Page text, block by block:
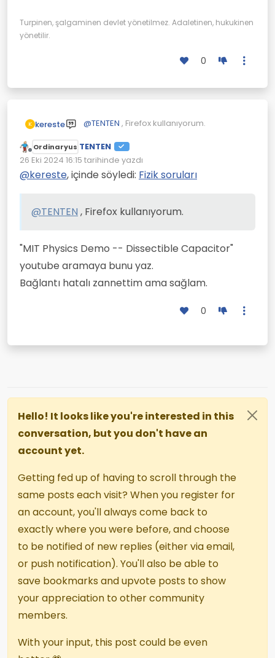
açılıyor.
Turpinen, şalgaminen devlet yönetilmez. Adaletinen, hukukinen
yönetilir.
0
K kereste @TENTEN , Firefox kullanıyorum.
Çevrimdışı
Ordinaryus TENTEN
26 Eki 2024 16:15 tarihinde yazdı
Son düzenleyen:
@kereste, içinde söyledi: Fizik soruları
@TENTEN , Firefox kullanıyorum.
"MIT Physics Demo -- Dissectible Capacitor"
youtube aramaya bunu yaz.
Bağlantı hatalı zannettim ama sağlam.
0
Hello! It looks like you're interested in this
conversation, but you don't have an
account yet.
Getting fed up of having to scroll through the
same posts each visit? When you register for
an account, you'll always come back to
exactly where you were before, and choose
to be notified of new replies (either via email,
or push notification). You'll also be able to
save bookmarks and upvote posts to show
your appreciation to other community
members.
With your input, this post could be even